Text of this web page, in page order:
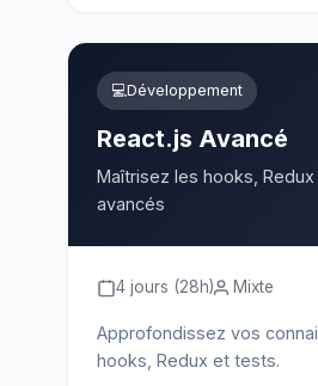
💻Développement
React.js Avancé
Maîtrisez les hooks,
avancés
4 jours (28h) Mixte
Approfondissez vos
hooks, Redux et tests.